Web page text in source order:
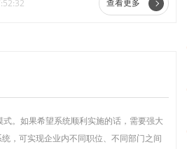
查看更多
。如果希望系统顺利实施的话，需要强大
，可实现企业内不同职位、不同部门之间